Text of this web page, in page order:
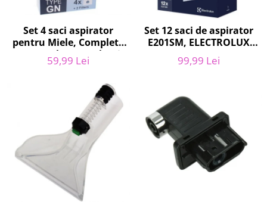
Set 4 saci aspirator
pentru Miele, Complete
C2, Complete C3, Classic
C1, S8, S5, S2, compatibil
59,99 Lei
Set 12 saci de aspirator
E201SM, ELECTROLUX
9001684811, CLASSIC
LONG PERFORMANCE
99,99 Lei